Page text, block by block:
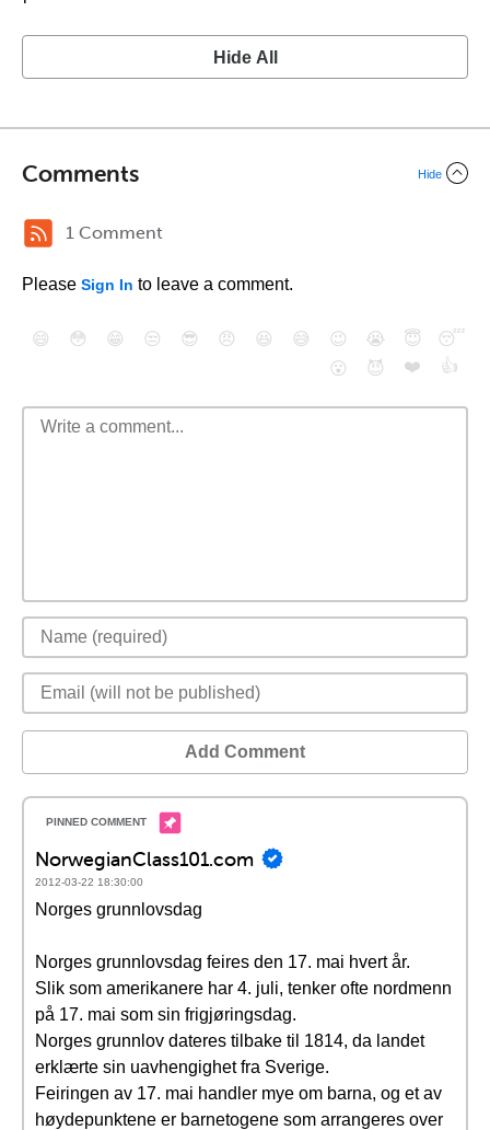
Hide All
Comments Hide
1 Comment
Please Sign In to leave a comment.
😄 😳 😁 😒 😎 😠 😆 😅 😉 😭 😇
😴
😮
😈 ❤️ 👍
Add Comment
NorwegianClass101.com
2012-03-22 18:30:00
Norges grunnlovsdag
Norges grunnlovsdag feires den 17. mai hvert år.
Slik som amerikanere har 4. juli, tenker ofte nordmenn
på 17. mai som sin frigjøringsdag.
Norges grunnlov dateres tilbake til 1814, da landet
erklærte sin uavhengighet fra Sverige.
Feiringen av 17. mai handler mye om barna, og et av
høydepunktene er barnetogene som arrangeres over